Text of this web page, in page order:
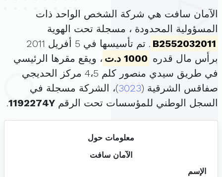
الآمان سافت هي شركة الشخص الواحد ذات
المسؤولية المحدودة ، مسجلة تحت الهوية
B2552032011
. تم تأسيسها في 5 أفريل 2011
برأس مال قدره 1000 د.ت
، ويقع مقرها الرئيسي
في طريق سيدي منصور كلم 4،5 مركز الحديجي
صفاقس الشرقية (3023)، الشركة مسجلة في
السجل الوطني للمؤسسات تحت الرقم 1192274Y
.
معلومات حول
الآمان سافت
الإسم